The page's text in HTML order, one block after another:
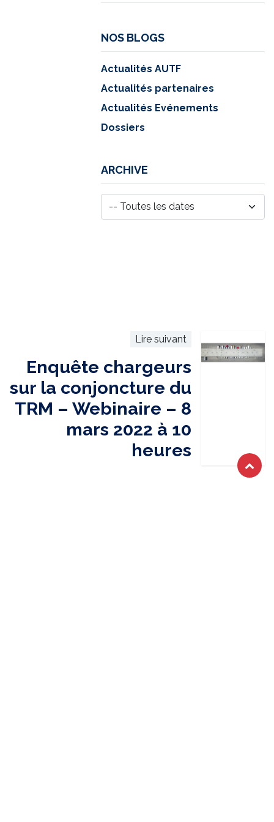
NOS BLOGS
Actualités AUTF
Actualités partenaires
Actualités Evénements
Dossiers
ARCHIVE
Lire suivant
Enquête chargeurs
sur la conjoncture du
TRM – Webinaire – 8
mars 2022 à 10
heures